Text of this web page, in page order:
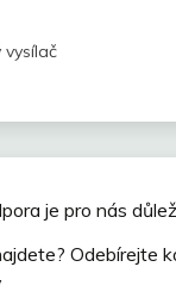
vysílač
je pro nás
Odebírejte